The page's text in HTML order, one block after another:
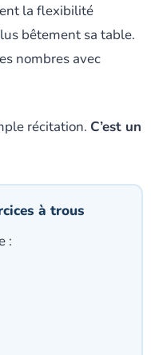
la flexibilité
bêtement sa table.
nombres avec
récitation. C’est un
à trous
: